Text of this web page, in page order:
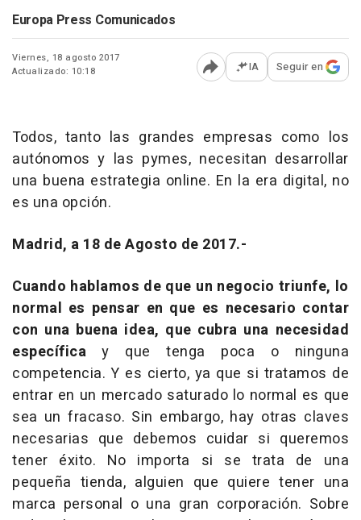
Europa Press Comunicados
Viernes, 18 agosto 2017
Actualizado: 10:18
Abrir opciones para
IA Seguir en
Todos, tanto las grandes empresas como los
autónomos y las pymes, necesitan desarrollar
una buena estrategia online. En la era digital, no
es una opción.
Madrid, a 18 de Agosto de 2017.-
Cuando hablamos de que un negocio triunfe, lo
normal es pensar en que es necesario contar
con una buena idea, que cubra una necesidad
específica y que tenga poca o ninguna
competencia. Y es cierto, ya que si tratamos de
entrar en un mercado saturado lo normal es que
sea un fracaso. Sin embargo, hay otras claves
necesarias que debemos cuidar si queremos
tener éxito. No importa si se trata de una
pequeña tienda, alguien que quiere tener una
marca personal o una gran corporación. Sobre